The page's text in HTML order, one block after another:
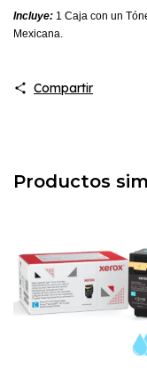
Incluye: 1 Caja con un
Mexicana.
Compartir
Productos